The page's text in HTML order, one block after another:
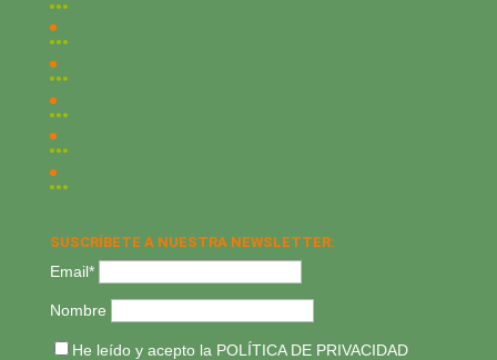
SUSCRÍBETE A NUESTRA NEWSLETTER:
Email*
Nombre
He leído y acepto la POLÍTICA DE PRIVACIDAD